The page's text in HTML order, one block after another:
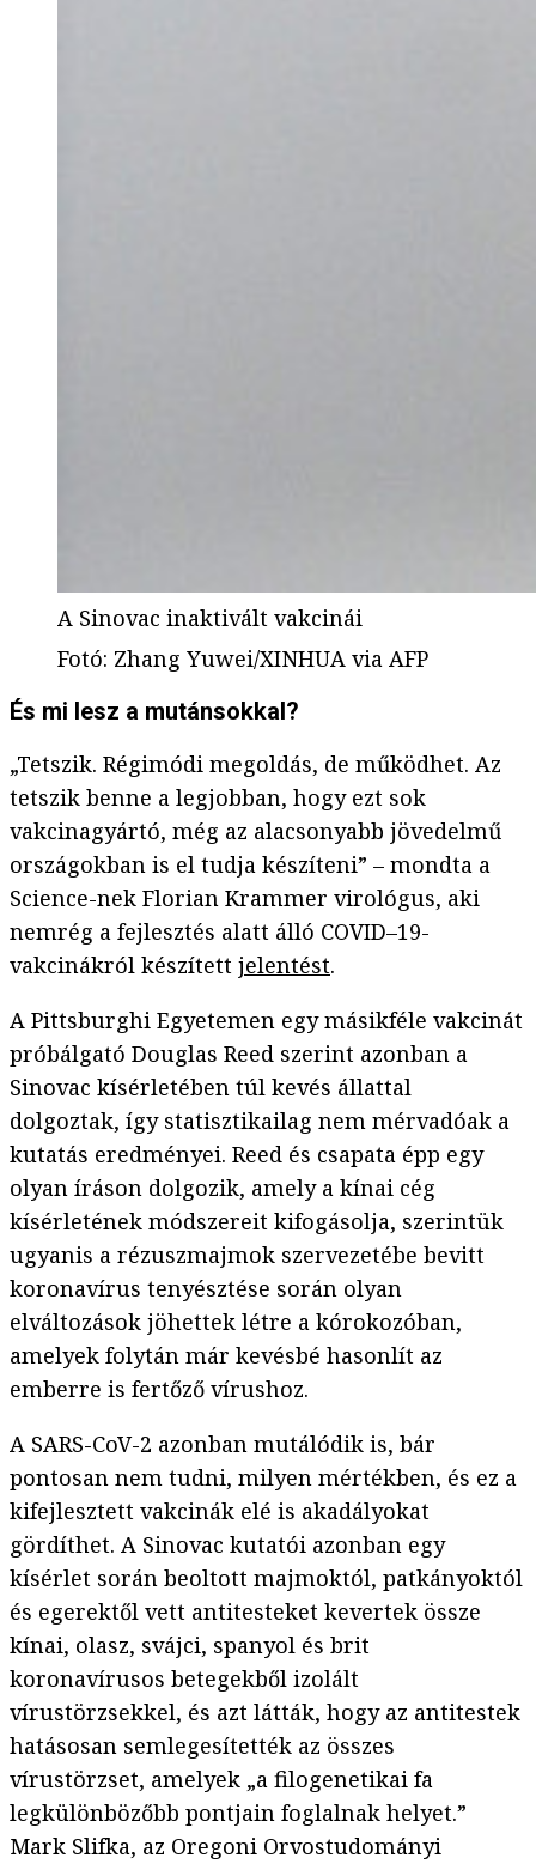
A Sinovac inaktivált vakcinái
Fotó: Zhang Yuwei/XINHUA via AFP
És mi lesz a mutánsokkal?
„Tetszik. Régimódi megoldás, de működhet. Az
tetszik benne a legjobban, hogy ezt sok
vakcinagyártó, még az alacsonyabb jövedelmű
országokban is el tudja készíteni” – mondta a
Science-nek Florian Krammer virológus, aki
nemrég a fejlesztés alatt álló COVID–19-
vakcinákról készített jelentést.
A Pittsburghi Egyetemen egy másikféle vakcinát
próbálgató Douglas Reed szerint azonban a
Sinovac kísérletében túl kevés állattal
dolgoztak, így statisztikailag nem mérvadóak a
kutatás eredményei. Reed és csapata épp egy
olyan íráson dolgozik, amely a kínai cég
kísérletének módszereit kifogásolja, szerintük
ugyanis a rézuszmajmok szervezetébe bevitt
koronavírus tenyésztése során olyan
elváltozások jöhettek létre a kórokozóban,
amelyek folytán már kevésbé hasonlít az
emberre is fertőző vírushoz.
A SARS-CoV-2 azonban mutálódik is, bár
pontosan nem tudni, milyen mértékben, és ez a
kifejlesztett vakcinák elé is akadályokat
gördíthet. A Sinovac kutatói azonban egy
kísérlet során beoltott majmoktól, patkányoktól
és egerektől vett antitesteket kevertek össze
kínai, olasz, svájci, spanyol és brit
koronavírusos betegekből izolált
vírustörzsekkel, és azt látták, hogy az antitestek
hatásosan semlegesítették az összes
vírustörzset, amelyek „a filogenetikai fa
legkülönbözőbb pontjain foglalnak helyet.”
Mark Slifka, az Oregoni Orvostudományi